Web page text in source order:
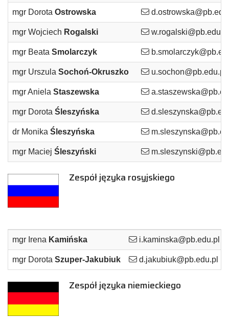
mgr Dorota Ostrowska
mgr Wojciech Rogalski w.rogalski@pb.edu.pl
mgr Beata Smolarczyk
mgr Urszula Sochoń-Okruszko u.sochon@pb.edu.pl
mgr Aniela Staszewska
mgr Dorota Śleszyńska
dr Monika Śleszyńska
mgr Maciej Śleszyński
Zespół języka rosyjskiego
mgr Irena Kamińska i.kaminska@pb.edu.pl
mgr Dorota Szuper-Jakubiuk d.jakubiuk@pb.edu.pl
Zespół języka niemieckiego